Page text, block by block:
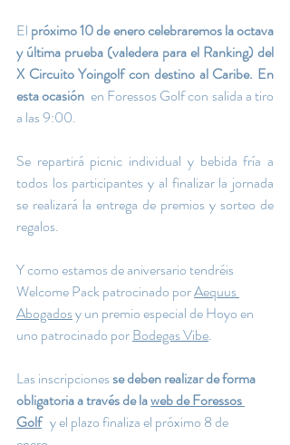
El próximo 10 de enero celebraremos la octava
y última prueba (valedera para el Ranking) del
X Circuito Yoingolf con destino al Caribe. En
esta ocasión en Foressos Golf con salida a tiro
a las 9:00.
Se repartirá picnic individual y bebida fría a
todos los participantes y al finalizar la jornada
se realizará la entrega de premios y sorteo de
regalos.
Y como estamos de aniversario tendréis
Welcome Pack patrocinado por Aequus
Abogados y un premio especial de Hoyo en
uno patrocinado por Bodegas Vibe.
Las inscripciones se deben realizar de forma
obligatoria a través de la web de Foressos
Golf y el plazo finaliza el próximo 8 de